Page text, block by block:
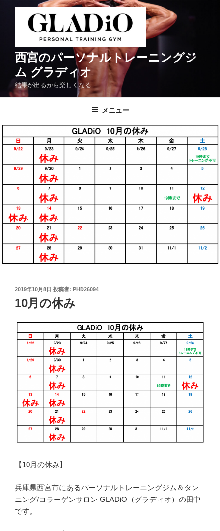
ッ
西宮のパーソナルトレーニングジ
ム グラディオ
結果が出るから楽しくなる
メニュー
投
稿
日:
2019年10月8日 投稿者: PHD26094
10月の休み
【10月の休み】
兵庫県西宮市にあるパーソナルトレーニングジム＆タン
ニング/コラーゲンサロン GLADiO（グラディオ）の田中
です。